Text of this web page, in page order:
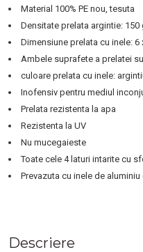
Material 100% PE nou, tesuta
Densitate prelata argintie: 150
Dimensiune prelata cu inele: 6
Ambele suprafete a prelatei
culoare prelata cu inele:
Inofensiv pentru mediul
Prelata rezistenta la apa
Rezistenta la UV
Nu mucegaieste
Toate cele 4 laturi intarite cu
Prevazuta cu inele de
Descriere